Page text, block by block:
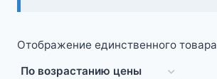
Отображение единственного товара